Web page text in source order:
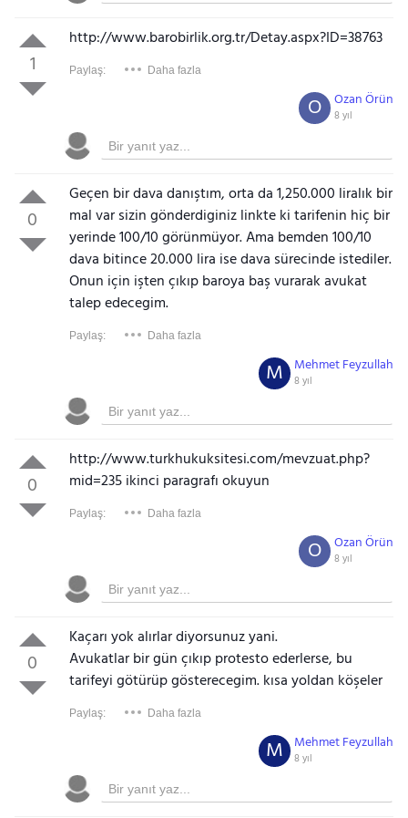
1
http://www.barobirlik.org.tr/Detay.aspx?ID=38763
Paylaş: Daha fazla
Ozan Örün
8 yıl
O
0
Geçen bir dava danıştım, orta da 1,250.000 liralık bir
mal var sizin gönderdiginiz linkte ki tarifenin hiç bir
yerinde 100/10 görünmüyor. Ama bemden 100/10
dava bitince 20.000 lira ise dava sürecinde istediler.
Onun için işten çıkıp baroya baş vurarak avukat
talep edecegim.
Paylaş: Daha fazla
Mehmet Feyzullah
8 yıl
M
0
http://www.turkhukuksitesi.com/mevzuat.php?
mid=235 ikinci paragrafı okuyun
Paylaş: Daha fazla
Ozan Örün
8 yıl
O
0
Kaçarı yok alırlar diyorsunuz yani.
Avukatlar bir gün çıkıp protesto ederlerse, bu
tarifeyi götürüp gösterecegim. kısa yoldan köşeler
Paylaş: Daha fazla
Mehmet Feyzullah
8 yıl
M